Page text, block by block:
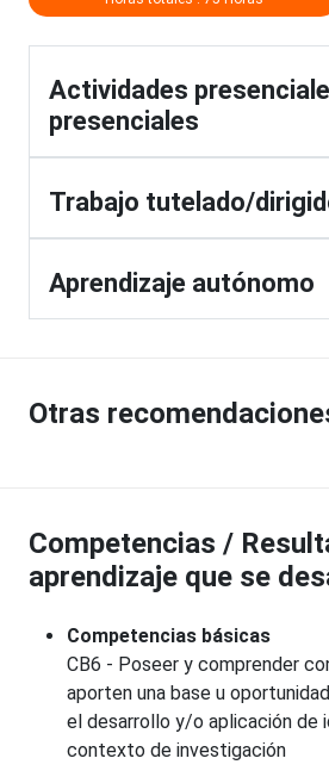
Actividades
presenciales
Trabajo tutelado/
Aprendizaje autónomo
Otras
Competencias /
aprendizaje que se
Competencias básicas
CB6 - Poseer y comprender
aporten una base u
el desarrollo y/o aplicación de
contexto de investigación